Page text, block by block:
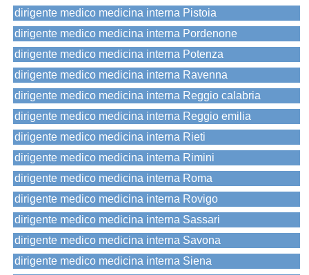
dirigente medico medicina interna Pistoia
dirigente medico medicina interna Pordenone
dirigente medico medicina interna Potenza
dirigente medico medicina interna Ravenna
dirigente medico medicina interna Reggio calabria
dirigente medico medicina interna Reggio emilia
dirigente medico medicina interna Rieti
dirigente medico medicina interna Rimini
dirigente medico medicina interna Roma
dirigente medico medicina interna Rovigo
dirigente medico medicina interna Sassari
dirigente medico medicina interna Savona
dirigente medico medicina interna Siena